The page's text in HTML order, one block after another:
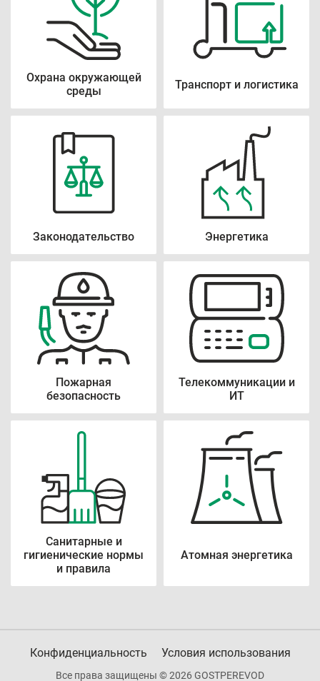
Охрана окружающей
среды
Транспорт и логистика
Законодательство Энергетика
Пожарная
безопасность
Телекоммуникации и
ИТ
Санитарные и
гигиенические нормы
и правила
Атомная энергетика
Конфиденциальность Условия использования
Все права защищены © 2026 GOSTPEREVOD